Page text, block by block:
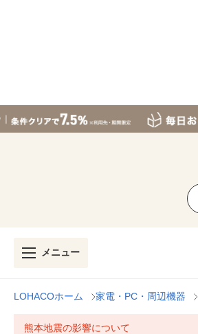
メニュー
LOHACOホーム 家電・PC・周辺機器
熊本地震の影響について